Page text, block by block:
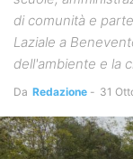
di comunità e
Laziale a
dell'ambiente e la
Da Redazione - 31